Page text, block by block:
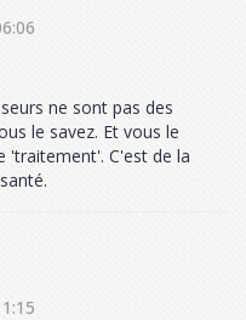
ne sont pas des
le savez. Et vous le
'traitement'. C'est de la